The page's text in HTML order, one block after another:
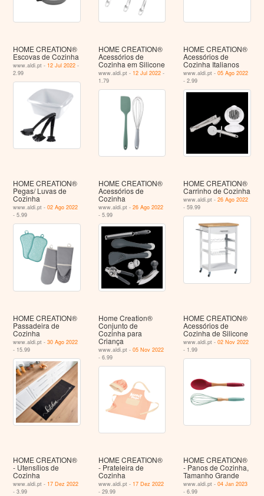
HOME CREATION®
Escovas de Cozinha
www.aldi.pt - 12 Jul 2022 -
2.99
HOME CREATION®
Acessórios de
Cozinha em Silicone
www.aldi.pt - 12 Jul 2022-
1.79
HOME CREATION®
Acessórios de
Cozinha Italianos
www.aldi.pt -05 Ago 2022
- 2.99
HOME CREATION®
Pegas/ Luvas de
Cozinha
www.aldi.pt -02 Ago 2022
- 5.99
HOME CREATION®
Acessórios de
Cozinha
www.aldi.pt - 26 Ago 2022
- 5.99
HOME CREATION®
Carrinho de Cozinha
www.aldi.pt -26 Ago 2022
- 59.99
HOME CREATION®
Passadeira de
Cozinha
www.aldi.pt -30 Ago 2022
- 15.99
Home Creation®
Conjunto de
Cozinha para
Criança
www.aldi.pt - 05 Nov 2022
- 6.99
HOME CREATION®
Acessórios de
Cozinha de Silicone
www.aldi.pt -02 Nov 2022
- 1.99
HOME CREATION®
- Utensílios de
Cozinha
www.aldi.pt - 17 Dez 2022
- 3.99
HOME CREATION®
- Prateleira de
Cozinha
www.aldi.pt - 17 Dez 2022
- 29.99
HOME CREATION®
- Panos de Cozinha,
Tamanho Grande
www.aldi.pt -04 Jan 2023
- 6.99